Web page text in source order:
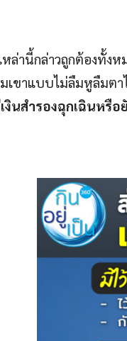
หล่านี้กล่าวถูกต้องทั้ง
เขาแบบไม่ลืมหูลืมตา
งินสำรองฉุกเฉินหรือ